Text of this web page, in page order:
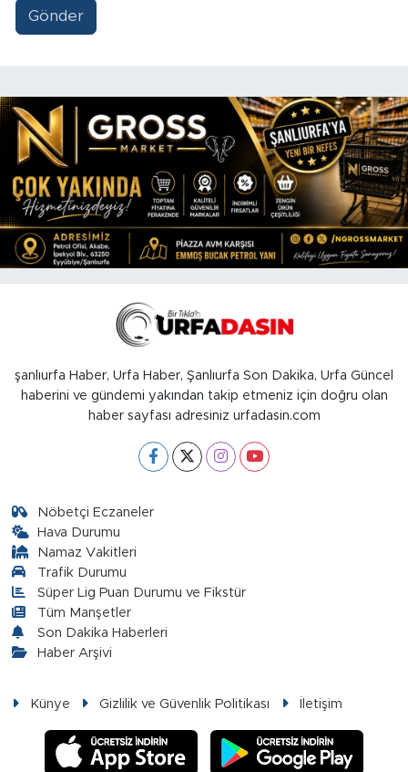
Gönder
şanlıurfa Haber, Urfa Haber, Şanlıurfa Son Dakika, Urfa Güncel
haberini ve gündemi yakından takip etmeniz için doğru olan
haber sayfası adresiniz urfadasin.com
Nöbetçi Eczaneler
Hava Durumu
Namaz Vakitleri
Trafik Durumu
Süper Lig Puan Durumu ve Fikstür
Tüm Manşetler
Son Dakika Haberleri
Haber Arşivi
Künye Gizlilik ve Güvenlik Politikası İletişim